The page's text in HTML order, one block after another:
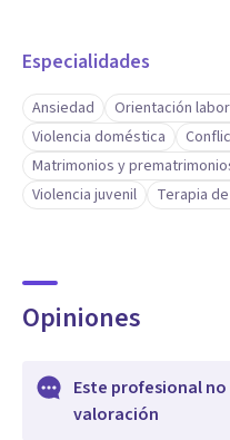
Especialidades
Ansiedad Orientación
Violencia doméstica
Matrimonios y
Violencia juvenil
Terapia
Opiniones
Este profesional
valoración